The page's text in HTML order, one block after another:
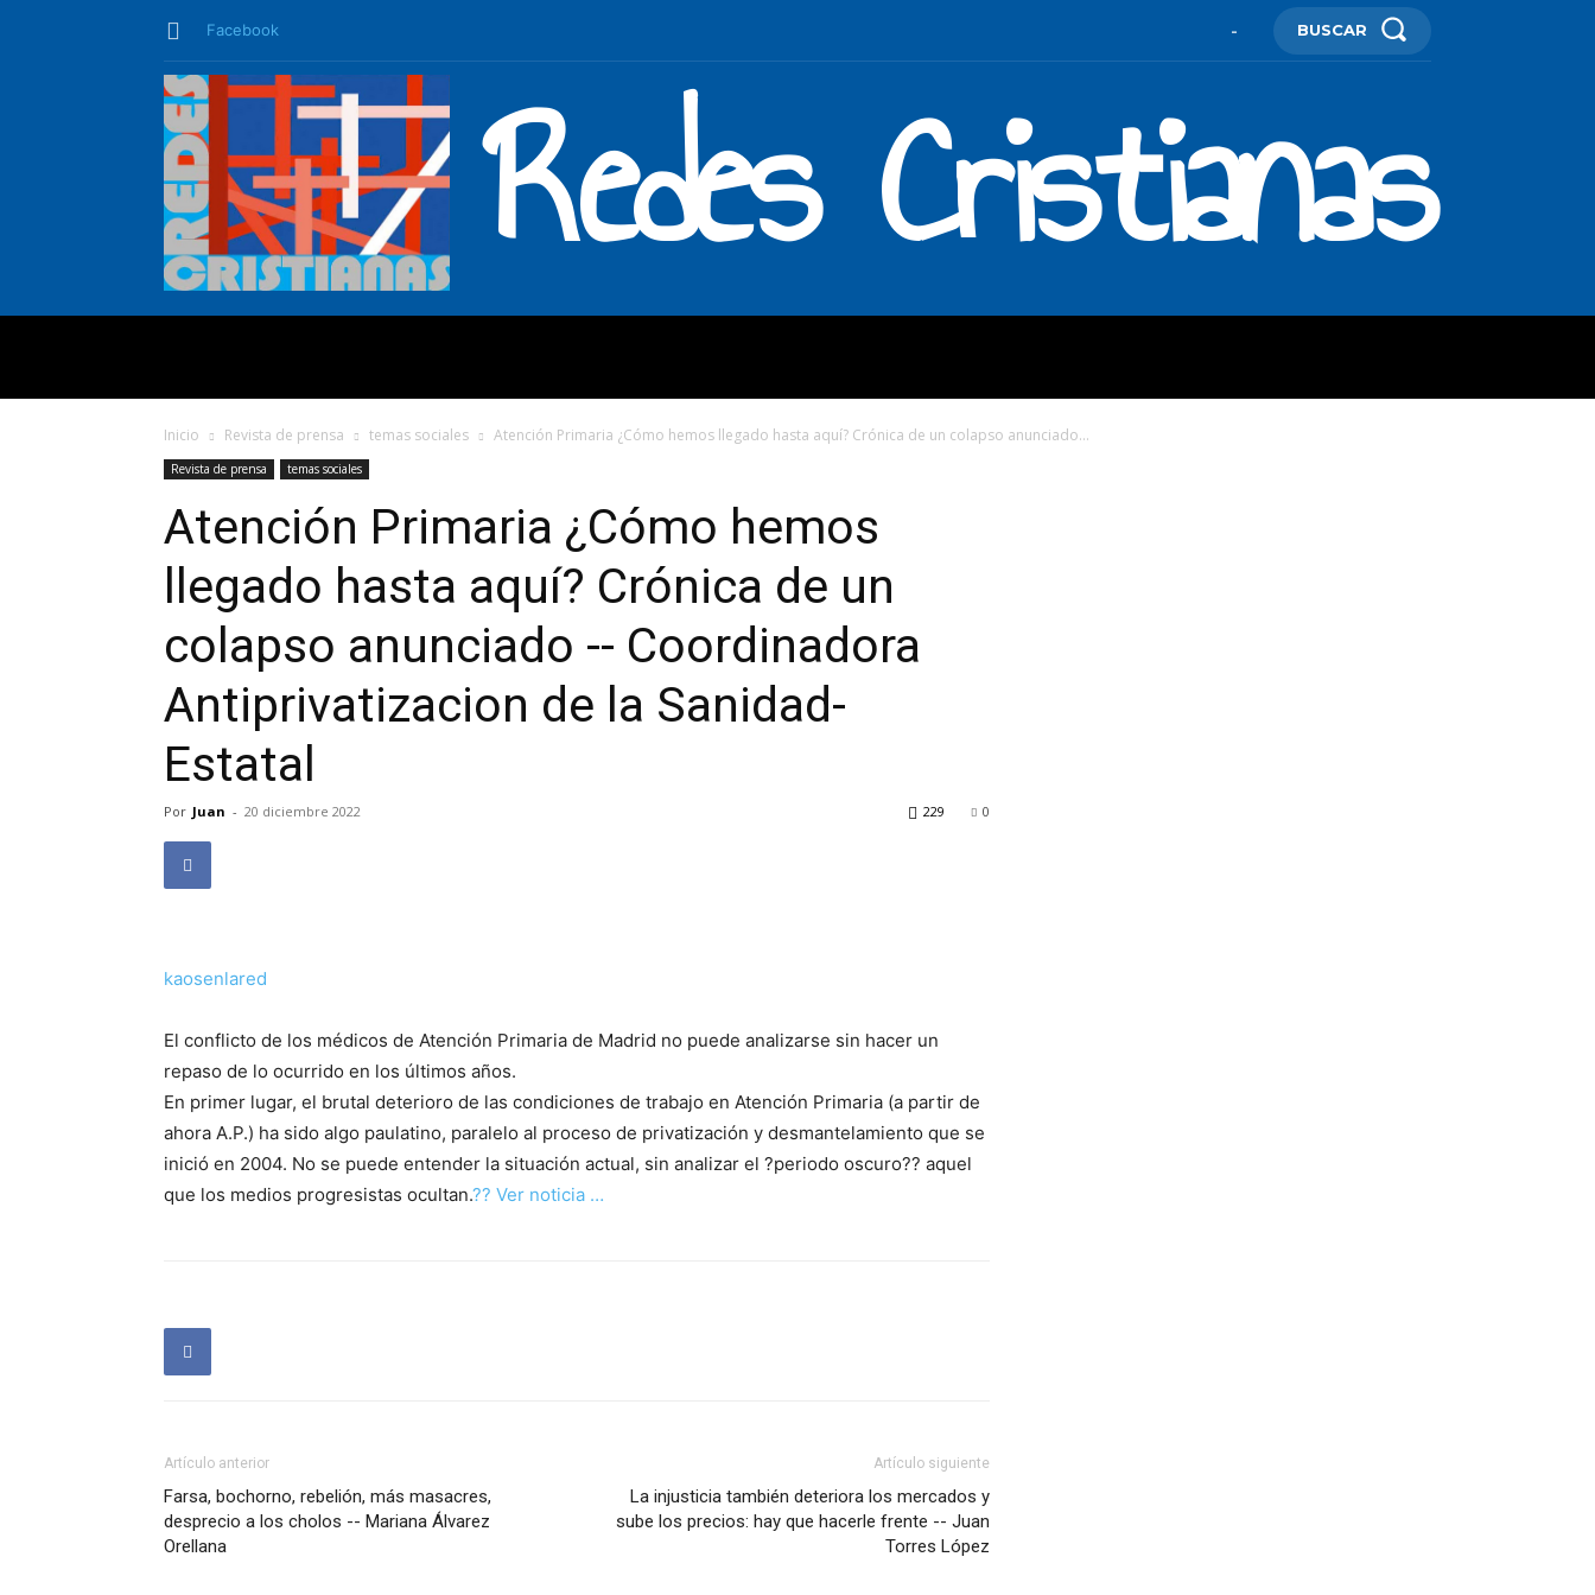
Facebook - BUSCAR
Redes Cristianas
Inicio Revista de prensa temas sociales Atención Primaria ¿Cómo hemos llegado hasta aquí? Crónica de un colapso anunciado...
Revista de prensa temas sociales
Atención Primaria ¿Cómo hemos
llegado hasta aquí? Crónica de un
colapso anunciado -- Coordinadora
Antiprivatizacion de la Sanidad-
Estatal
Por Juan - 20 diciembre 2022 0
229
kaosenlared
El conflicto de los médicos de Atención Primaria de Madrid no puede analizarse sin hacer un
repaso de lo ocurrido en los últimos años.
En primer lugar, el brutal deterioro de las condiciones de trabajo en Atención Primaria (a partir de
ahora A.P.) ha sido algo paulatino, paralelo al proceso de privatización y desmantelamiento que se
inició en 2004. No se puede entender la situación actual, sin analizar el ?periodo oscuro?? aquel
que los medios progresistas ocultan.?? Ver noticia …
Artículo anterior
Farsa, bochorno, rebelión, más masacres,
desprecio a los cholos -- Mariana Álvarez
Orellana
Artículo siguiente
La injusticia también deteriora los mercados y
sube los precios: hay que hacerle frente -- Juan
Torres López